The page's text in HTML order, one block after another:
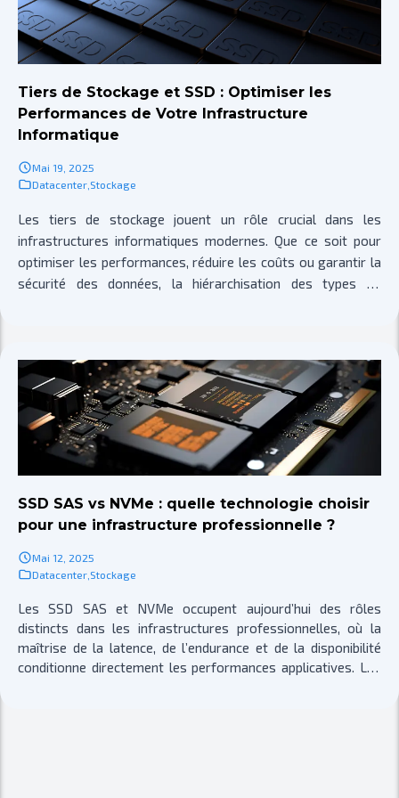
Tiers de Stockage et SSD : Optimiser les
Performances de Votre Infrastructure
Informatique
Mai 19, 2025
Datacenter Stockage
Les tiers de stockage jouent un rôle crucial dans les
infrastructures informatiques modernes. Que ce soit pour
optimiser les performances, réduire les coûts ou garantir la
sécurité des données, la hiérarchisation des types de
SSD SAS vs NVMe : quelle technologie choisir
pour une infrastructure professionnelle ?
Mai 12, 2025
Datacenter Stockage
Les SSD SAS et NVMe occupent aujourd’hui des rôles
distincts dans les infrastructures professionnelles, où la
maîtrise de la latence, de l’endurance et de la disponibilité
conditionne directement les performances applicatives. Les